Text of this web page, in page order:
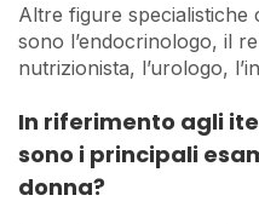
Altre figure specialistiche
sono l’endocrinologo, il
nutrizionista, l’urologo,
In riferimento agli
sono i principali
donna?